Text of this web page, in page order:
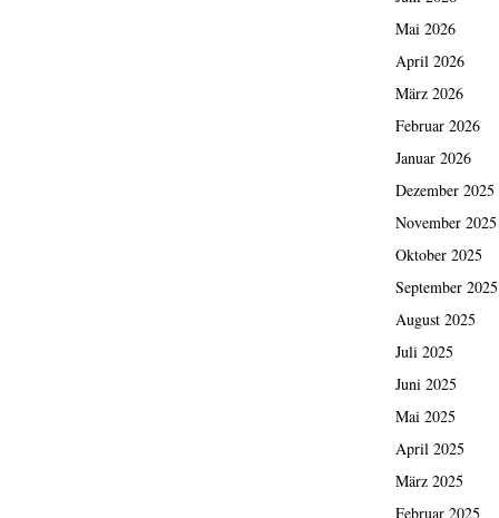
Mai 2026
April 2026
März 2026
Februar 2026
Januar 2026
Dezember 2025
November 2025
Oktober 2025
September 2025
August 2025
Juli 2025
Juni 2025
Mai 2025
April 2025
März 2025
Februar 2025